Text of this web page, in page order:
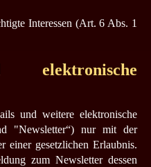
Interessen (Art. 6 Abs. 1
elektronische
und weitere elektronische
"Newsletter“) nur mit der
einer gesetzlichen Erlaubnis.
zum Newsletter dessen